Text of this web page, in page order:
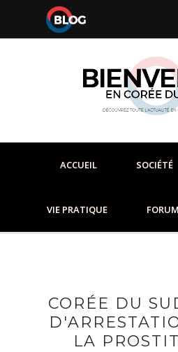
ACCUEIL SOCIÉTÉ
VIE PRATIQUE FORUM
CORÉE DU
LA